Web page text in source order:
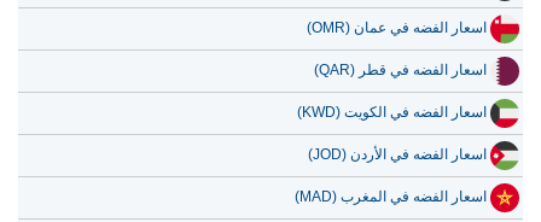
14 يوليو 2026
13 يوليو 2026
12 يوليو 2026
11 يوليو 2026
10 يوليو 2026
اسعار الفضه في عمان (OMR)
اسعار الفضه في قطر (QAR)
اسعار الفضه في الكويت (KWD)
اسعار الفضه في الأردن (JOD)
اسعار الفضه في المغرب (MAD)